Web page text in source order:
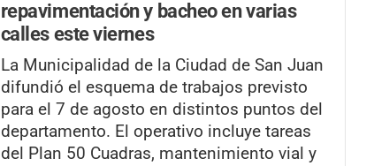
repavimentación y bacheo en varias
calles este viernes
La Municipalidad de la Ciudad de San Juan
difundió el esquema de trabajos previsto
para el 7 de agosto en distintos puntos del
departamento. El operativo incluye tareas
del Plan 50 Cuadras, mantenimiento vial y